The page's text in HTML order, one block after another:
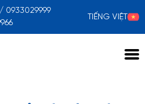
0933029999
TIẾNG VIỆT